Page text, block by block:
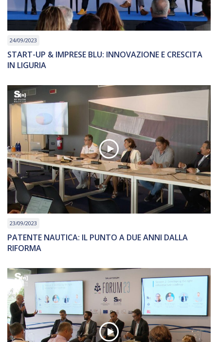
24/09/2023
START-UP & IMPRESE BLU: INNOVAZIONE E CRESCITA
IN LIGURIA
23/09/2023
PATENTE NAUTICA: IL PUNTO A DUE ANNI DALLA
RIFORMA